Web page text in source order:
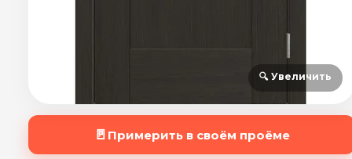
🔍 Увеличить
🚪 Примерить в своём проёме